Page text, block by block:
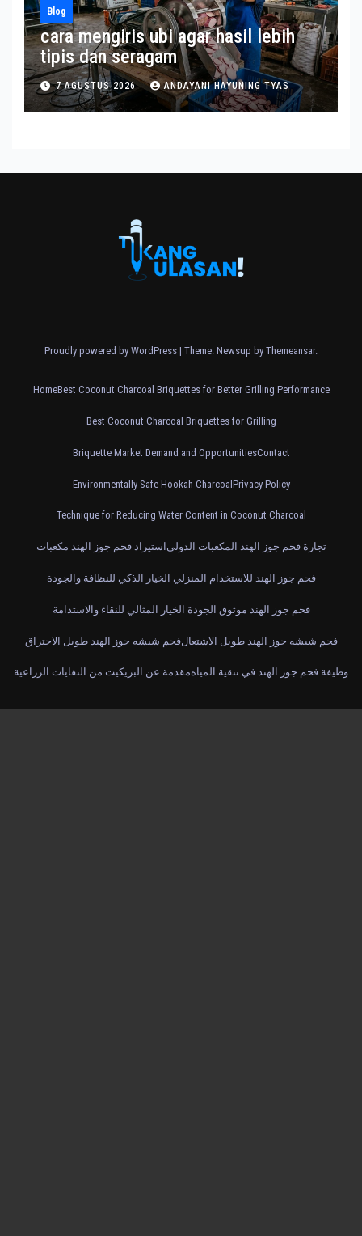
Blog
cara mengiris ubi agar hasil lebih
tipis dan seragam
7 AGUSTUS 2026 ANDAYANI HAYUNING TYAS
Proudly powered by WordPress | Theme: Newsup by Themeansar.
HomeBest Coconut Charcoal Briquettes for Better Grilling Performance
Best Coconut Charcoal Briquettes for Grilling
Briquette Market Demand and OpportunitiesContact
Environmentally Safe Hookah CharcoalPrivacy Policy
Technique for Reducing Water Content in Coconut Charcoal
استيراد فحم جوز الهند مكعبات تجارة فحم جوز الهند المكعبات الدولي
فحم جوز الهند للاستخدام المنزلي الخيار الذكي للنظافة والجودة
فحم جوز الهند موثوق الجودة الخيار المثالي للنقاء والاستدامة
فحم شيشه جوز الهند طويل الاحتراقفحم شيشه جوز الهند طويل الاشتعال
مقدمة عن البريكيت من النفايات الزراعيةوظيفة فحم جوز الهند في تنقية المياه